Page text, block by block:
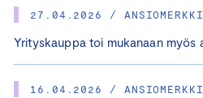
27.04.2026 /
Yrityskauppa toi mukanaan myös
16.04.2026 /